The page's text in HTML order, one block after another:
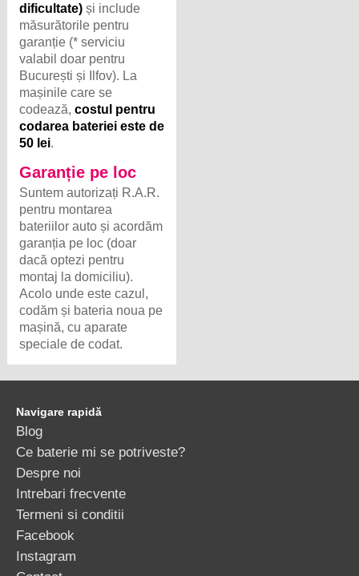
dificultate) și include
măsurătorile pentru
garanție (* serviciu
valabil doar pentru
București și Ilfov). La
mașinile care se
codează,costul pentru
codarea bateriei este de
50 lei.
Garanție pe loc
Suntem autorizați R.A.R.
pentru montarea
bateriilor auto și acordăm
garanția pe loc (doar
dacă optezi pentru
montaj la domiciliu).
Acolo unde este cazul,
codăm și bateria noua pe
mașină, cu aparate
speciale de codat.
Navigare rapidă
Blog
Ce baterie mi se potriveste?
Despre noi
Intrebari frecvente
Termeni si conditii
Facebook
Instagram